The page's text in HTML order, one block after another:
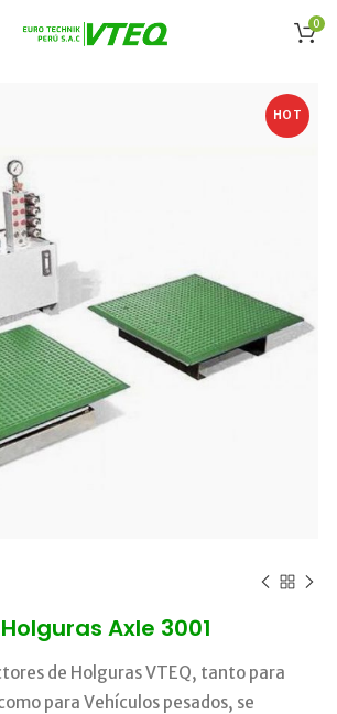
0
HOT
Axle 3001
de Holguras VTEQ, tanto para
para Vehículos pesados, se